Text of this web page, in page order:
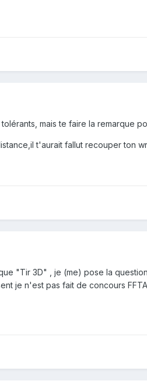
mais te faire la remarque
t'aurait fallut recouper ton
"Tir 3D" , je (me) pose la
je n'est pas fait de concours